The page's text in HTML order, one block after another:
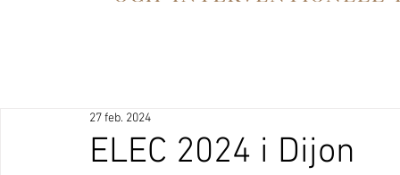
ELEC 2024 i Dijon
27 feb. 2024